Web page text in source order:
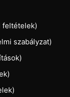
feltételek)
szabályzat)